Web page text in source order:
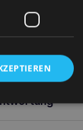
Sofas: Kissen
können